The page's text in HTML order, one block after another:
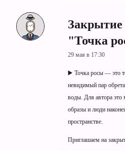
"Точка
29 мая в 17:30
▶️ Точка росы — это
невидимый пар
воды. Для автора это
образы и люди
пространстве.
Приглашаем на